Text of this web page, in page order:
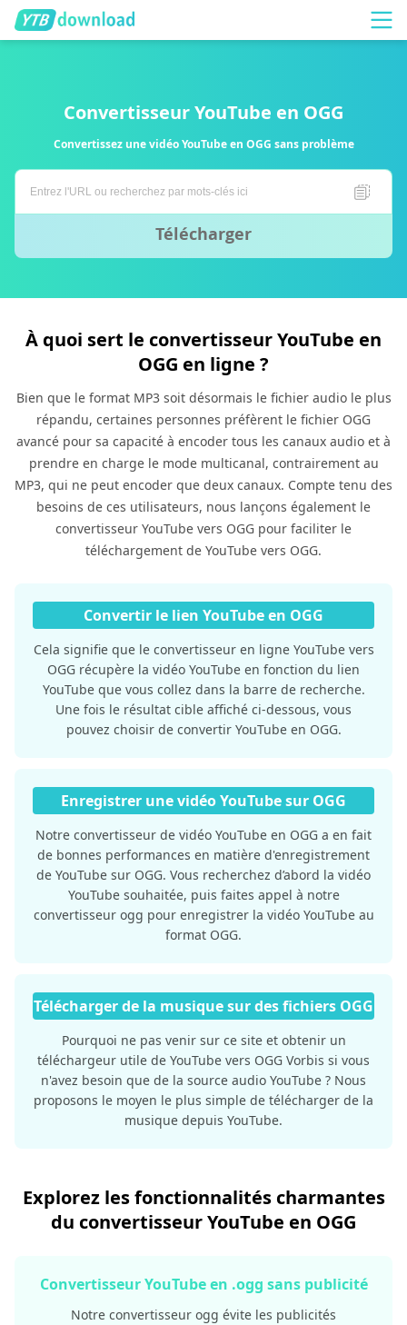
Convertisseur YouTube en OGG
Convertissez une vidéo YouTube en OGG sans problème
Télécharger
À quoi sert le convertisseur YouTube en
OGG en ligne ?
Bien que le format MP3 soit désormais le fichier audio le plus
répandu, certaines personnes préfèrent le fichier OGG
avancé pour sa capacité à encoder tous les canaux audio et à
prendre en charge le mode multicanal, contrairement au
MP3, qui ne peut encoder que deux canaux. Compte tenu des
besoins de ces utilisateurs, nous lançons également le
convertisseur YouTube vers OGG pour faciliter le
téléchargement de YouTube vers OGG.
Convertir le lien YouTube en OGG
Cela signifie que le convertisseur en ligne YouTube vers
OGG récupère la vidéo YouTube en fonction du lien
YouTube que vous collez dans la barre de recherche.
Une fois le résultat cible affiché ci-dessous, vous
pouvez choisir de convertir YouTube en OGG.
Enregistrer une vidéo YouTube sur OGG
Notre convertisseur de vidéo YouTube en OGG a en fait
de bonnes performances en matière d'enregistrement
de YouTube sur OGG. Vous recherchez d’abord la vidéo
YouTube souhaitée, puis faites appel à notre
convertisseur ogg pour enregistrer la vidéo YouTube au
format OGG.
Télécharger de la musique sur des fichiers OGG
Pourquoi ne pas venir sur ce site et obtenir un
téléchargeur utile de YouTube vers OGG Vorbis si vous
n'avez besoin que de la source audio YouTube ? Nous
proposons le moyen le plus simple de télécharger de la
musique depuis YouTube.
Explorez les fonctionnalités charmantes
du convertisseur YouTube en OGG
Convertisseur YouTube en .ogg sans publicité
Notre convertisseur ogg évite les publicités